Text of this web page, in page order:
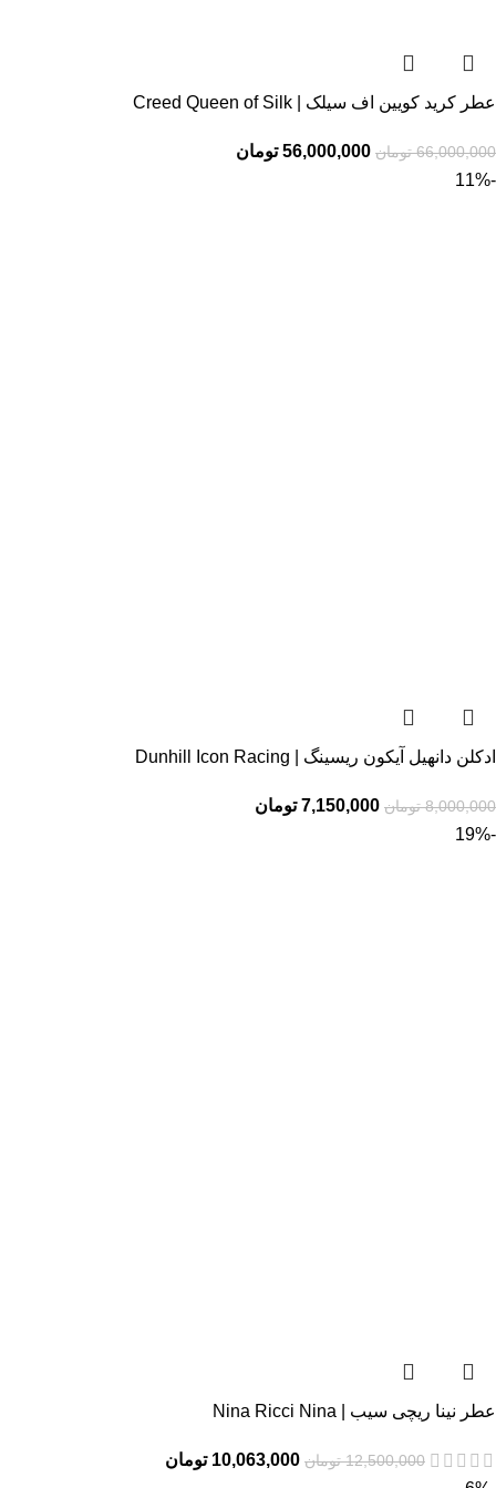
عطر کرید کویین اف سیلک | Creed Queen of Silk
66,000,000 تومان 56,000,000 تومان
-11%
ادکلن دانهیل آیکون ریسینگ | Dunhill Icon Racing
8,000,000 تومان 7,150,000 تومان
-19%
عطر نینا ریچی سیب | Nina Ricci Nina
12,500,000 تومان 10,063,000 تومان